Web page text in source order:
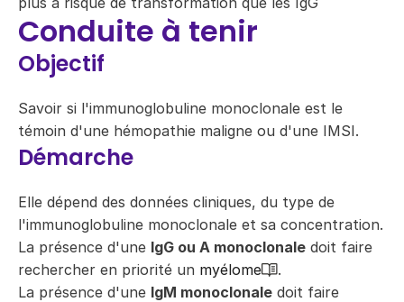
Conduite à tenir
Objectif
Savoir si l'immunoglobuline monoclonale est le
témoin d'une hémopathie maligne ou d'une IMSI.
Démarche
Elle dépend des données cliniques, du type de
l'immunoglobuline monoclonale et sa concentration.
La présence d'une IgG ou A monoclonale doit faire
rechercher en priorité un myélome
.
La présence d'une IgM monoclonale doit faire